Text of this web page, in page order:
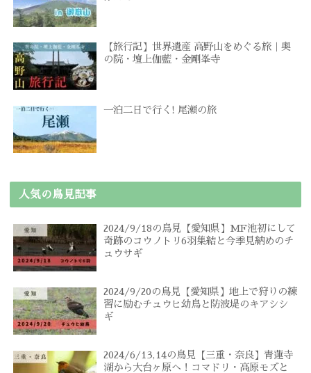
【旅行記】世界遺産 高野山をめぐる旅｜奥
の院・壇上伽藍・金剛峯寺
一泊二日で行く! 尾瀬の旅
人気の鳥見記事
2024/9/18の鳥見【愛知県】MF池初にして
奇跡のコウノトリ6羽集結と今季見納めのチ
ュウサギ
2024/9/20の鳥見【愛知県】地上で狩りの練
習に励むチュウヒ幼鳥と防波堤のキアシシ
ギ
2024/6/13,14の鳥見【三重・奈良】青蓮寺
湖から大台ヶ原へ！コマドリ・高原モズと